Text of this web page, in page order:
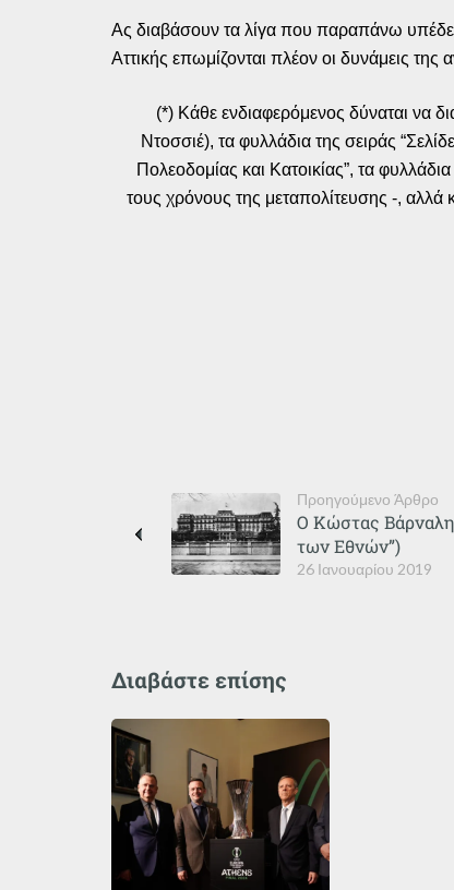
Ας διαβάσουν τα λίγα που παραπάνω
Αττικής επωμίζονται πλέον οι δυνάμεις της
(*) Κάθε ενδιαφερόμενος δύναται να
Ντοσσιέ), τα φυλλάδια της σειράς
Πολεοδομίας και Κατοικίας”, τα
τους χρόνους της μεταπολίτευσης -, αλλά
Προηγούμενο Άρθρο
26 Ιανουαρίου 2019
Ο Κώστας
των Εθνών”)
Διαβάστε επίσης